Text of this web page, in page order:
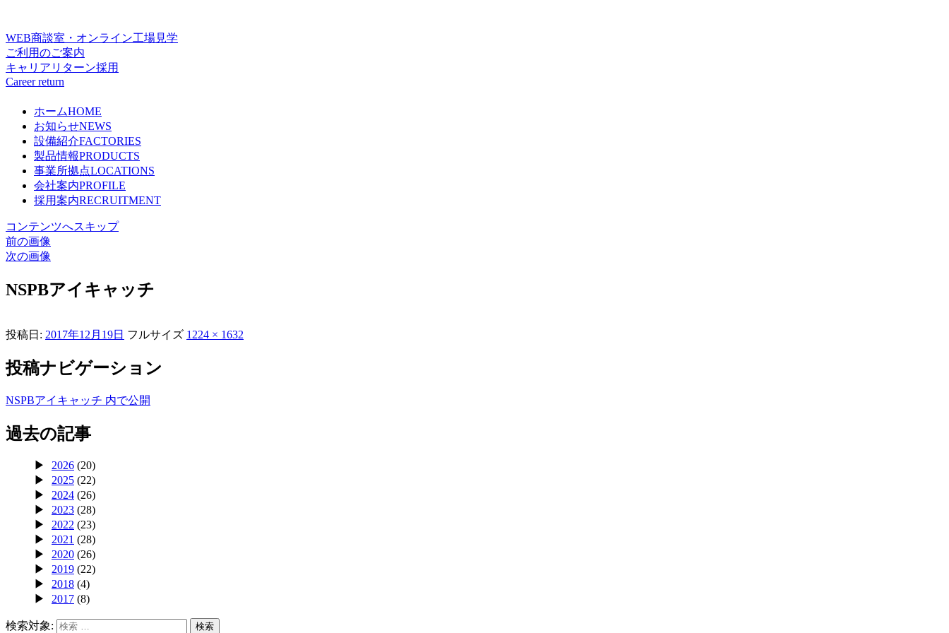
WEB商談室・オンライン工場見学
ご利用のご案内
キャリアリターン採用
Career return
ホームHOME
お知らせNEWS
設備紹介FACTORIES
製品情報PRODUCTS
事業所拠点LOCATIONS
会社案内PROFILE
採用案内RECRUITMENT
コンテンツへスキップ
前の画像
次の画像
NSPBアイキャッチ
投稿日: 2017年12月19日 フルサイズ 1224 × 1632
投稿ナビゲーション
NSPBアイキャッチ 内で公開
過去の記事
2026 (20)
2025 (22)
2024 (26)
2023 (28)
2022 (23)
2021 (28)
2020 (26)
2019 (22)
2018 (4)
2017 (8)
検索対象: 検索